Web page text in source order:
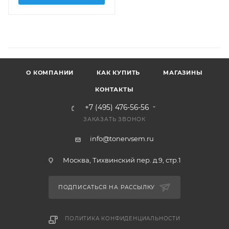
О КОМПАНИИ КАК КУПИТЬ МАГАЗИНЫ
КОНТАКТЫ
+7 (495) 476-56-56
ЗАКАЗАТЬ ЗВОНОК
info@tonervsem.ru
Москва, Тихвинский пер. д.9, стр.1
ПОДПИСАТЬСЯ НА РАССЫЛКУ
ПОЛИТИКА КОНФИДЕНЦИАЛЬНОСТИ